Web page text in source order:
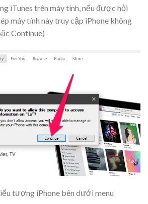
iTunes trên máy tính, nếu được hỏi
máy tính này truy cập iPhone không
Continue)
tượng iPhone bên dưới menu